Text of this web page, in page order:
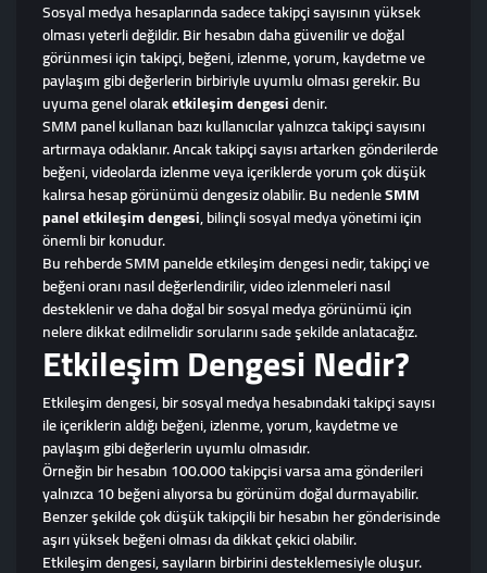
Sosyal medya hesaplarında sadece takipçi sayısının yüksek
olması yeterli değildir. Bir hesabın daha güvenilir ve doğal
görünmesi için takipçi, beğeni, izlenme, yorum, kaydetme ve
paylaşım gibi değerlerin birbiriyle uyumlu olması gerekir. Bu
uyuma genel olaraketkileşim dengesidenir.
SMM panel kullanan bazı kullanıcılar yalnızca takipçi sayısını
artırmaya odaklanır. Ancak takipçi sayısı artarken gönderilerde
beğeni, videolarda izlenme veya içeriklerde yorum çok düşük
kalırsa hesap görünümü dengesiz olabilir. Bu nedenleSMM
panel etkileşim dengesi, bilinçli sosyal medya yönetimi için
önemli bir konudur.
Bu rehberde SMM panelde etkileşim dengesi nedir, takipçi ve
beğeni oranı nasıl değerlendirilir, video izlenmeleri nasıl
desteklenir ve daha doğal bir sosyal medya görünümü için
nelere dikkat edilmelidir sorularını sade şekilde anlatacağız.
Etkileşim Dengesi Nedir?
Etkileşim dengesi, bir sosyal medya hesabındaki takipçi sayısı
ile içeriklerin aldığı beğeni, izlenme, yorum, kaydetme ve
paylaşım gibi değerlerin uyumlu olmasıdır.
Örneğin bir hesabın 100.000 takipçisi varsa ama gönderileri
yalnızca 10 beğeni alıyorsa bu görünüm doğal durmayabilir.
Benzer şekilde çok düşük takipçili bir hesabın her gönderisinde
aşırı yüksek beğeni olması da dikkat çekici olabilir.
Etkileşim dengesi, sayıların birbirini desteklemesiyle oluşur.